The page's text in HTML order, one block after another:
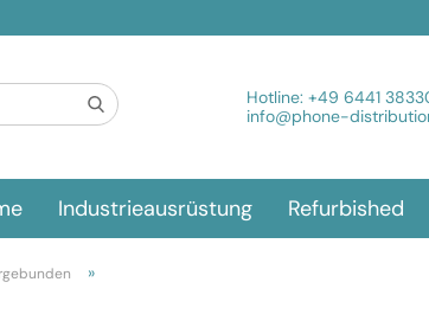
Hotline: +49 6441
info@phone-
Industrieausrüstung Refurbished
»